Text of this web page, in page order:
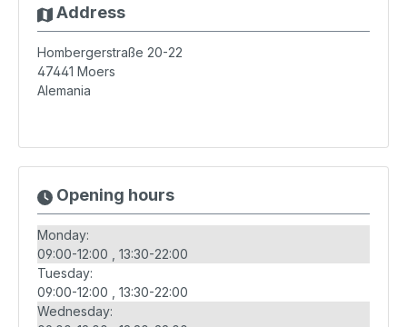
Address
Hombergerstraße 20-22
47441 Moers
Alemania
Opening hours
Monday:
09:00-12:00
13:30-22:00
Tuesday:
09:00-12:00
13:30-22:00
Wednesday: